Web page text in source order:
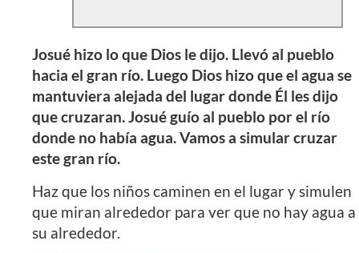
Josué hizo lo que Dios le dijo. Llevó al pueblo
hacia el gran río. Luego Dios hizo que el agua se
mantuviera alejada del lugar donde Él les dijo
que cruzaran. Josué guío al pueblo por el río
donde no había agua. Vamos a simular cruzar
este gran río.
Haz que los niños caminen en el lugar y simulen
que miran alrededor para ver que no hay agua a
su alrededor.